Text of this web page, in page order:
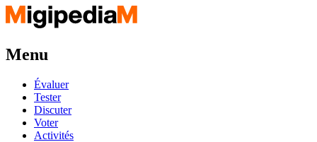
Menu
Évaluer
Tester
Discuter
Voter
Activités